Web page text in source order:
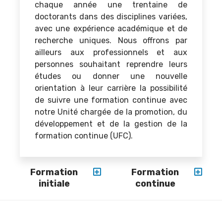
chaque année une trentaine de
doctorants dans des disciplines variées,
avec une expérience académique et de
recherche uniques. Nous offrons par
ailleurs aux professionnels et aux
personnes souhaitant reprendre leurs
études ou donner une nouvelle
orientation à leur carrière la possibilité
de suivre une formation continue avec
notre Unité chargée de la promotion, du
développement et de la gestion de la
formation continue (UFC).
Formation
initiale
Formation
continue